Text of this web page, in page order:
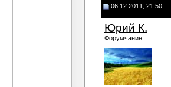
06.12.2011, 21:50
Юрий К.
Форумчанин